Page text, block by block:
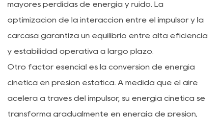
mayores pérdidas de energía y ruido. La
optimización de la interacción entre el impulsor y la
carcasa garantiza un equilibrio entre alta eficiencia
y estabilidad operativa a largo plazo.
Otro factor esencial es la conversión de energía
cinética en presión estática. A medida que el aire
acelera a través del impulsor, su energía cinética se
transforma gradualmente en energía de presión,